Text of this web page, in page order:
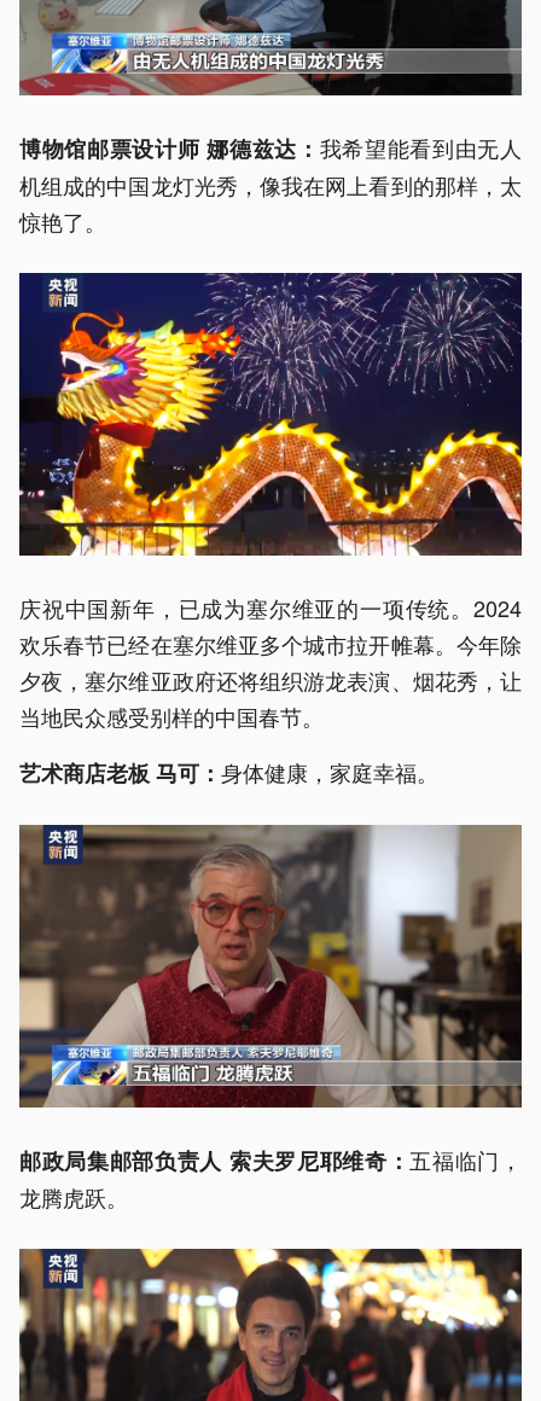
博物馆邮票设计师 娜德兹达： 我希望能看到由无人
机组成的中国龙灯光秀，像我在网上看到的那样，太
惊艳了。
庆祝中国新年，已成为塞尔维亚的一项传统。2024
欢乐春节已经在塞尔维亚多个城市拉开帷幕。今年除
夕夜，塞尔维亚政府还将组织游龙表演、烟花秀，让
当地民众感受别样的中国春节。
艺术商店老板 马可： 身体健康，家庭幸福。
邮政局集邮部负责人 索夫罗尼耶维奇：五福临门，
龙腾虎跃。